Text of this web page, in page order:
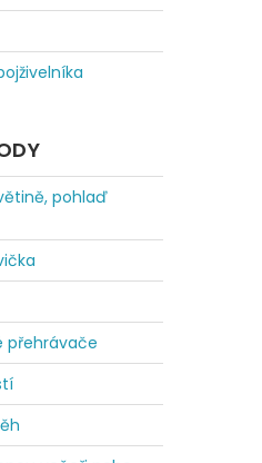
pohlaď
přehrávače